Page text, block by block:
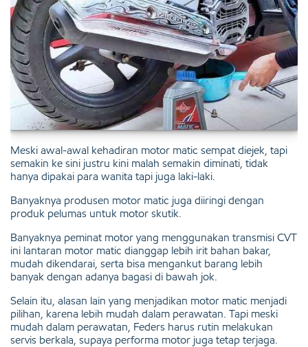
Meski awal-awal kehadiran motor matic sempat diejek, tapi
semakin ke sini justru kini malah semakin diminati, tidak
hanya dipakai para wanita tapi juga laki-laki.
Banyaknya produsen motor matic juga diiringi dengan
produk pelumas untuk motor skutik.
Banyaknya peminat motor yang menggunakan transmisi CVT
ini lantaran motor matic dianggap lebih irit bahan bakar,
mudah dikendarai, serta bisa mengankut barang lebih
banyak dengan adanya bagasi di bawah jok.
Selain itu, alasan lain yang menjadikan motor matic menjadi
pilihan, karena lebih mudah dalam perawatan. Tapi meski
mudah dalam perawatan, Feders harus rutin melakukan
servis berkala, supaya performa motor juga tetap terjaga.